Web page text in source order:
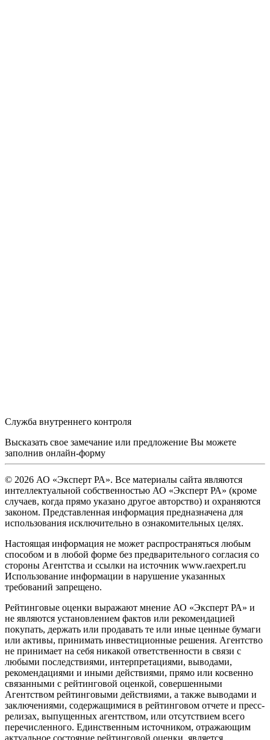
Служба внутреннего контроля
Высказать свое замечание или предложение Вы можете
заполнив онлайн-форму
© 2026 АО «Эксперт РА». Все материалы сайта являются
интеллектуальной собственностью АО «Эксперт РА» (кроме
случаев, когда прямо указано другое авторство) и охраняются
законом. Представленная информация предназначена для
использования исключительно в ознакомительных целях.
Настоящая информация не может распространяться любым
способом и в любой форме без предварительного согласия со
стороны Агентства и ссылки на источник www.raexpert.ru
Использование информации в нарушение указанных
требований запрещено.
Рейтинговые оценки выражают мнение АО «Эксперт РА» и
не являются установлением фактов или рекомендацией
покупать, держать или продавать те или иные ценные бумаги
или активы, принимать инвестиционные решения. Агентство
не принимает на себя никакой ответственности в связи с
любыми последствиями, интерпретациями, выводами,
рекомендациями и иными действиями, прямо или косвенно
связанными с рейтинговой оценкой, совершенными
Агентством рейтинговыми действиями, а также выводами и
заключениями, содержащимися в рейтинговом отчете и пресс-
релизах, выпущенных агентством, или отсутствием всего
перечисленного. Единственным источником, отражающим